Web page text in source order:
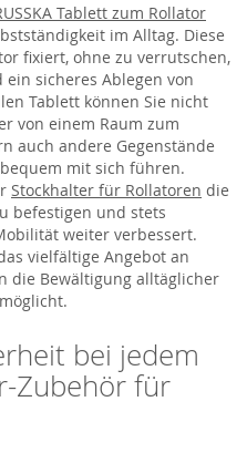
Tablett zum Rollator
im Alltag. Diese
fixiert, ohne zu verrutschen,
sicheres Ablegen von
Tablett können Sie nicht
von einem Raum zum
auch andere Gegenstände
mit sich führen.
Stockhalter für Rollatoren die
befestigen und stets
weiter verbessert.
vielfältige Angebot an
die Bewältigung alltäglicher
bei jedem
Zubehör für